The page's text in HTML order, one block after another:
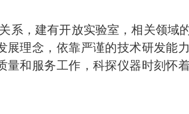
，建有开放实验室，相关领域
理念，依靠严谨的技术研发能
和服务工作，科探仪器时刻怀